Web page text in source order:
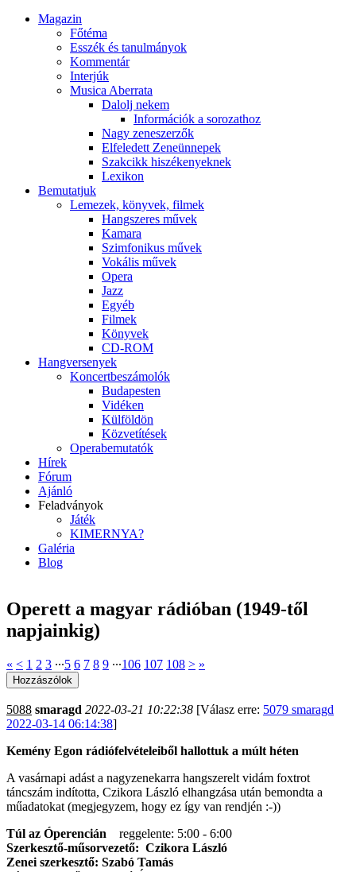
Magazin
Főtéma
Esszék és tanulmányok
Kommentár
Interjúk
Musica Aberrata
Dalolj nekem
Információk a sorozathoz
Nagy zeneszerzők
Elfeledett Zeneünnepek
Szakcikk hiszékenyeknek
Lexikon
Bemutatjuk
Lemezek, könyvek, filmek
Hangszeres művek
Kamara
Szimfonikus művek
Vokális művek
Opera
Jazz
Egyéb
Filmek
Könyvek
CD-ROM
Hangversenyek
Koncertbeszámolók
Budapesten
Vidéken
Külföldön
Közvetítések
Operabemutatók
Hírek
Fórum
Ajánló
Feladványok
Játék
KIMERNYA?
Galéria
Blog
Operett a magyar rádióban (1949-től
napjainkig)
« < 1 2 3 ∙∙∙5 6 7 8 9 ∙∙∙106 107 108 > »
5088 smaragd 2022-03-21 10:22:38 [Válasz erre: 5079 smaragd
2022-03-14 06:14:38]
Kemény Egon rádiófelvételeiből hallottuk a múlt héten
A vasárnapi adást a nagyzenekarra hangszerelt vidám foxtrot
táncszám indította, Czikora László elhangzása után bemondta a
műadatokat (megjegyzem, hogy ez így van rendjén :-))
Túl az Óperencián reggelente: 5:00 - 6:00
Szerkesztő-műsorvezető: Czikora László
Zenei szerkesztő: Szabó Tamás